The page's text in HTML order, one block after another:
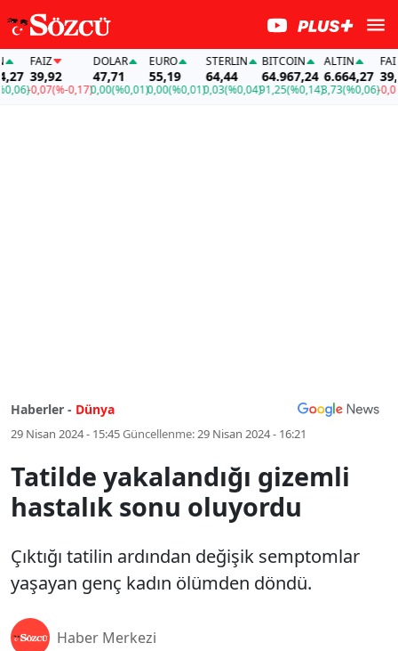
FAİZ
39,92
-0,07(%-0,17)
DOLAR
47,71
0,00(%0,01)
EURO
55,19
0,00(%0,01)
STERLIN
64,44
0,03(%0,04)
BITCOIN
64.967,24
91,25(%0,14)
ALTIN
6.664,27
3,73(%0,06)
FAİZ
39,92
-0,07
Haberler - Dünya
29 Nisan 2024 - 15:45Güncellenme:29 Nisan 2024 - 16:21
Tatilde yakalandığı gizemli
hastalık sonu oluyordu
Çıktığı tatilin ardından değişik semptomlar
yaşayan genç kadın ölümden döndü.
Haber Merkezi